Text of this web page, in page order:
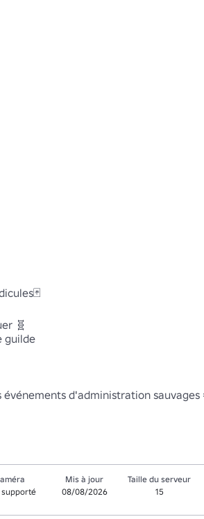
🧬
guilde
d'administration
supporté
Mis à jour
08/08/2026
Taille du serveur
15